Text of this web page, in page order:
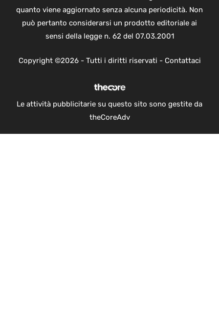
quanto viene aggiornato senza alcuna periodicità. Non
può pertanto considerarsi un prodotto editoriale ai
sensi della legge n. 62 del 07.03.2001
Copyright ©2026 - Tutti i diritti riservati - Contattaci
Le attività pubblicitarie su questo sito sono gestite da
theCoreAdv